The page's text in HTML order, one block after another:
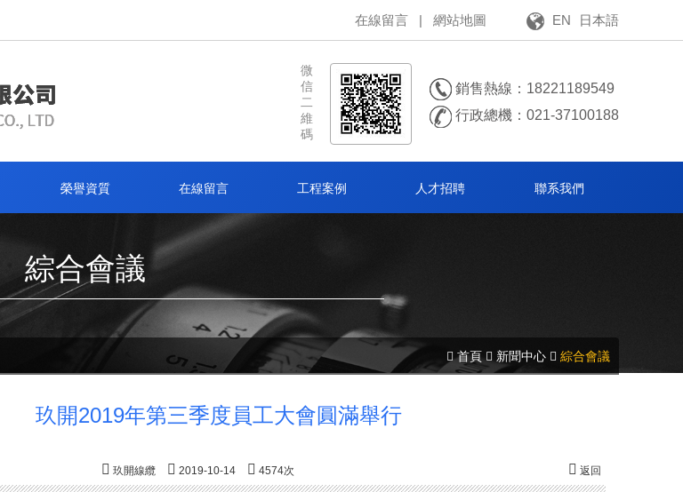
EN 日本語
在線留言 | 網站地圖
銷售熱線：18221189549
行政總機：021-37100188
微
信
二
維
碼
榮譽資質 在線留言 工程案例 人才招聘 聯系我們
綜合會議
首頁  新聞中心  綜合會議
玖開2019年第三季度員工大會圓滿舉行
玖開線纜 2019-10-14 4574次 返回